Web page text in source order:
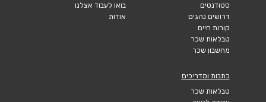
סטודנטים
דרושים נהגים
קורות חיים
טבלאות שכר
מחשבון שכר
בואו לעבוד אצלנו
אודות
כתבות ומדריכים
טבלאות שכר